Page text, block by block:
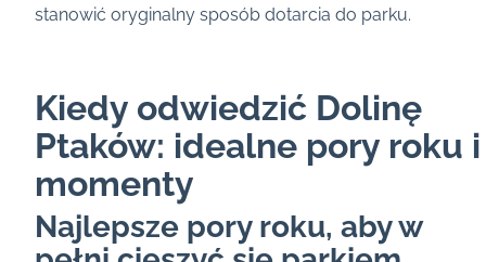
stanowić oryginalny sposób dotarcia do parku.
Kiedy odwiedzić Dolinę
Ptaków: idealne pory roku i
momenty
Najlepsze pory roku, aby w